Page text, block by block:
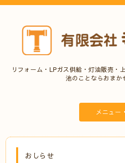
リフォーム・LPガス供給・灯油販売・
池のことならおまか
メニュー
おしらせ